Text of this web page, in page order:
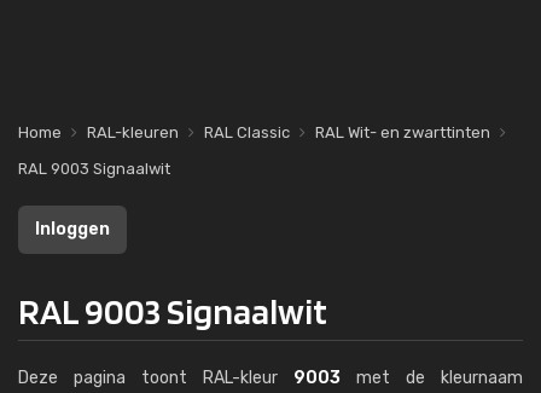
Home RAL-kleuren RAL Classic
RAL Wit- en zwarttinten
RAL 9003 Signaalwit
Inloggen
RAL 9003 Signaalwit
Deze pagina toont RAL-kleur 9003 met de kleurnaam